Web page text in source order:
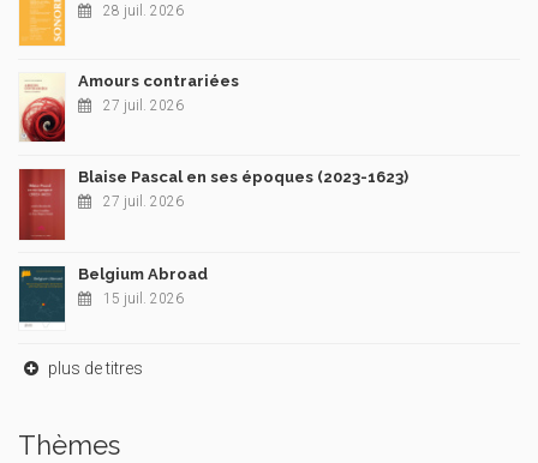
28 juil. 2026
Amours contrariées
27 juil. 2026
Blaise Pascal en ses époques (2023-1623)
27 juil. 2026
Belgium Abroad
15 juil. 2026
plus de titres
Thèmes